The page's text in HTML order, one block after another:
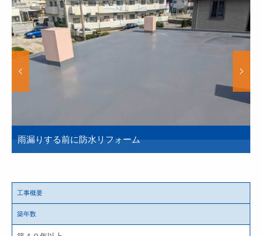
雨漏りする前に防水リフォーム
工事概要
築年数